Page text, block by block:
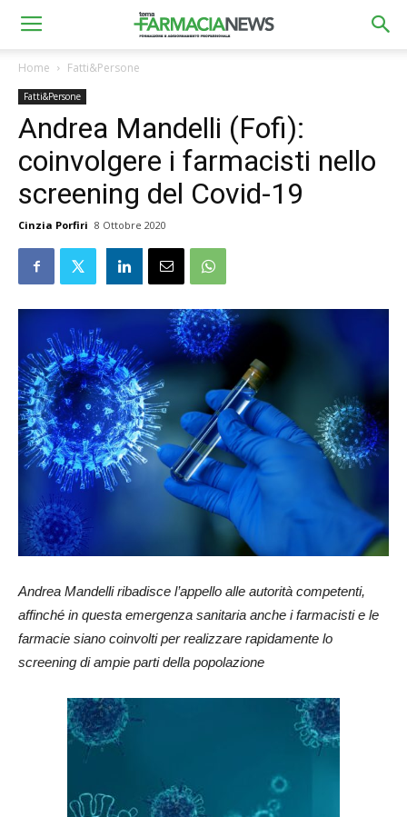
Home Fatti&Persone
Fatti&Persone
Andrea Mandelli (Fofi):
coinvolgere i farmacisti nello
screening del Covid-19
Cinzia Porfiri 8 Ottobre 2020
Andrea Mandelli ribadisce l’appello alle autorità competenti,
affinché in questa emergenza sanitaria anche i farmacisti e le
farmacie siano coinvolti per realizzare rapidamente lo
screening di ampie parti della popolazione